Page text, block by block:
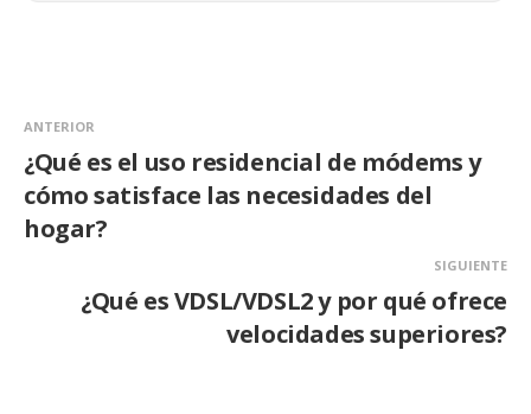
ANTERIOR
¿Qué es el uso residencial de módems y
cómo satisface las necesidades del
hogar?
SIGUIENTE
¿Qué es VDSL/VDSL2 y por qué ofrece
velocidades superiores?